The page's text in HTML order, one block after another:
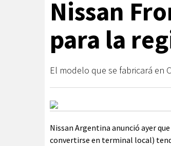
Nissan
para la
El modelo que se fabricará en
Nissan Argentina anunció ayer
convertirse en terminal local)